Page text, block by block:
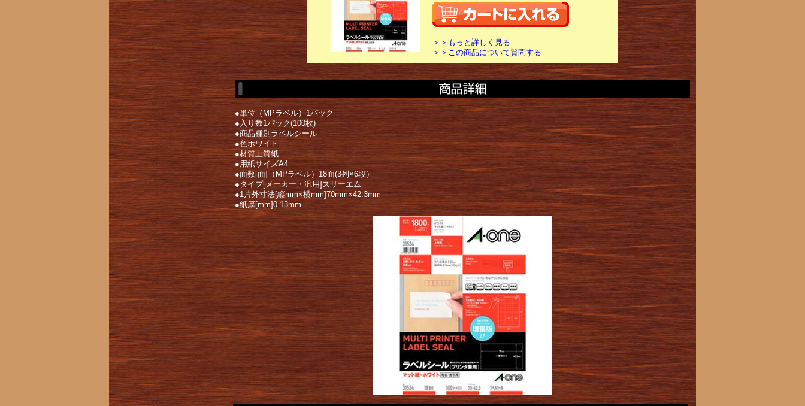
＞＞もっと詳しく見る
＞＞この商品について質問する
●単位（MPラベル）1パック
●入り数1パック(100枚)
●商品種別ラベルシール
●色ホワイト
●材質上質紙
●用紙サイズA4
●面数[面]（MPラベル）18面(3列×6段）
●タイプ[メーカー・汎用]スリーエム
●1片外寸法[縦mm×横mm]70mm×42.3mm
●紙厚[mm]0.13mm